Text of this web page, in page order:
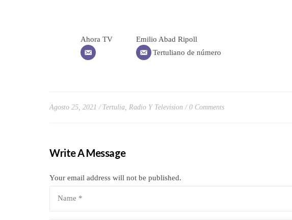
Ahora TV
Emilio Abad Ripoll
Tertuliano de número
Agosto 25, 2021 Tertulia, Radio Y Television 0 Comments
Write A Message
Your email address will not be published.